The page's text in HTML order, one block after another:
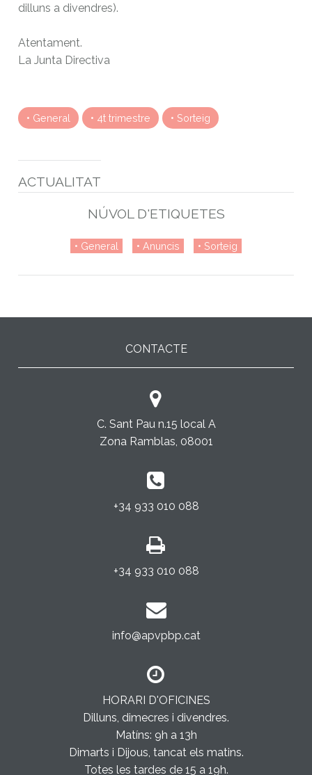
dilluns a divendres).
Atentament.
La Junta Directiva
General 4t trimestre Sorteig
ACTUALITAT
NÚVOL D'ETIQUETES
General Anuncis Sorteig
CONTACTE
C. Sant Pau n.15 local A
Zona Ramblas, 08001
+34 933 010 088
+34 933 010 088
info@apvpbp.cat
HORARI D'OFICINES
Dilluns, dimecres i divendres.
Matíns: 9h a 13h
Dimarts i Dijous, tancat els matins.
Totes les tardes de 15 a 19h.